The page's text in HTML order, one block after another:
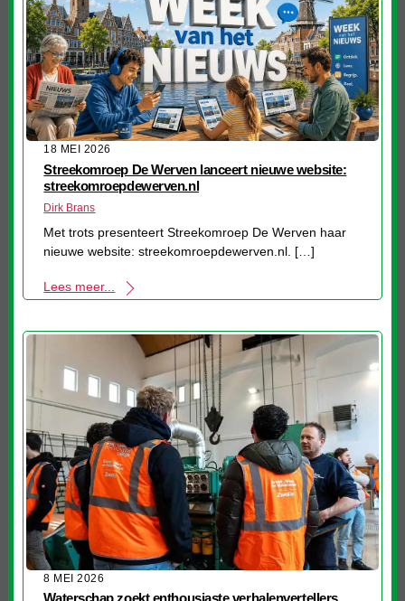
18 MEI 2026
Streekomroep De Werven lanceert nieuwe website:
streekomroepdewerven.nl
Dirk Brans
Met trots presenteert Streekomroep De Werven haar
nieuwe website: streekomroepdewerven.nl. […]
Lees meer...
8 MEI 2026